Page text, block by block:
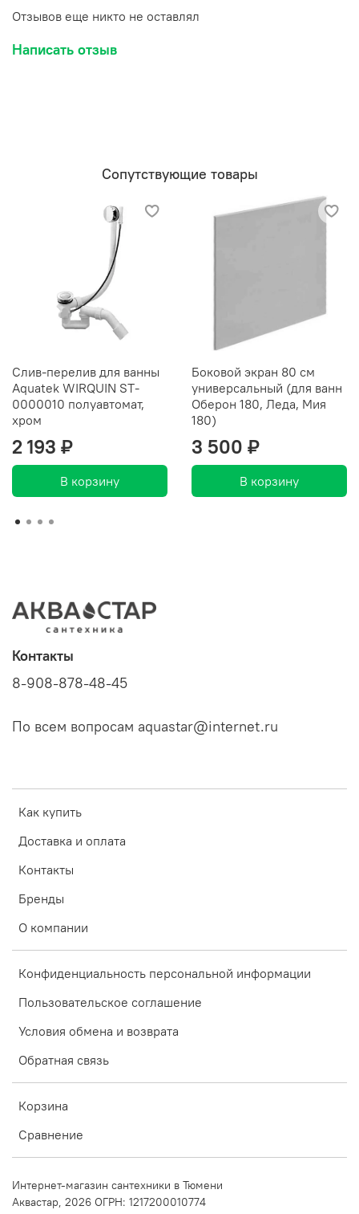
Отзывов еще никто не оставлял
Написать отзыв
Сопутствующие товары
Слив-перелив для ванны
Aquatek WIRQUIN ST-
0000010 полуавтомат,
хром
2 193 ₽
В корзину
Боковой экран 80 см
универсальный (для ванн
Оберон 180, Леда, Мия
180)
3 500 ₽
В корзину
Как купить
Доставка и оплата
Контакты
Бренды
О компании
Конфиденциальность персональной информации
Пользовательское соглашение
Условия обмена и возврата
Обратная связь
Корзина
Сравнение
Контакты
8-908-878-48-45
По всем вопросам aquastar@internet.ru
Интернет-магазин сантехники в Тюмени
Аквастар, 2026 ОГРН: 1217200010774